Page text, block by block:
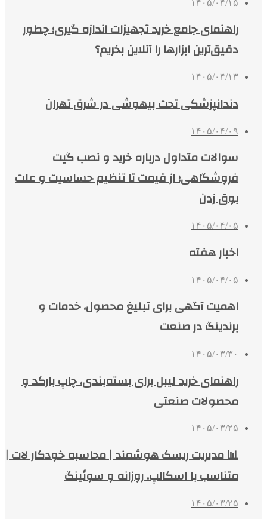
۱۴۰۵/۰۴/۱۵
راهنمای جامع خرید تجهیزات اندازه گیری؛ چطور
دقیق‌ترین ابزارها را آنلاین بخریم؟
۱۴۰۵/۰۴/۱۳
دندانپزشکی تحت بیهوشی در شرق تهران
۱۴۰۵/۰۴/۰۹
سوالات متداول درباره خرید و نصب گیت
فروشگاهی؛ از قیمت تا تنظیم حساسیت و علت
بوق زدن
۱۴۰۵/۰۴/۰۵
اخبار هفته
۱۴۰۵/۰۴/۰۵
اهمیت آگهی برای تبلیغ محصول، خدمات و
برندینگ در صنعت
۱۴۰۵/۰۳/۳۰
راهنمای خرید لیبل برای بسته‌بندی، چاپ بارکد و
محصولات صنعتی
۱۴۰۵/۰۳/۲۵
📊 مدیریت ریسک هوشمند | محاسبه خودکار لات |
متناسب با اسکالپ، روزانه و سوئینگ
۱۴۰۵/۰۳/۲۵